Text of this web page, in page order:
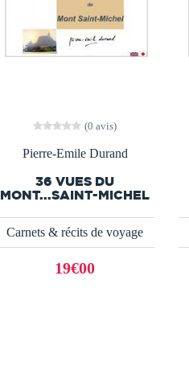
(0 avis)
Pierre-Emile Durand
36 VUES DU
MONT...SAINT-MICHEL
Carnets & récits de voyage
19€00